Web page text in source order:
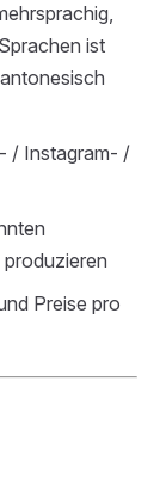
ist
/ Instagram- /
Preise pro